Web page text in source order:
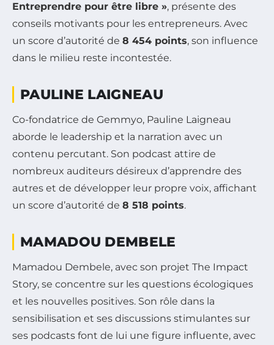
Entreprendre pour être libre », présente des
conseils motivants pour les entrepreneurs. Avec
un score d’autorité de 8 454 points, son influence
dans le milieu reste incontestée.
PAULINE LAIGNEAU
Co-fondatrice de Gemmyo, Pauline Laigneau
aborde le leadership et la narration avec un
contenu percutant. Son podcast attire de
nombreux auditeurs désireux d’apprendre des
autres et de développer leur propre voix, affichant
un score d’autorité de 8 518 points.
MAMADOU DEMBELE
Mamadou Dembele, avec son projet The Impact
Story, se concentre sur les questions écologiques
et les nouvelles positives. Son rôle dans la
sensibilisation et ses discussions stimulantes sur
ses podcasts font de lui une figure influente, avec